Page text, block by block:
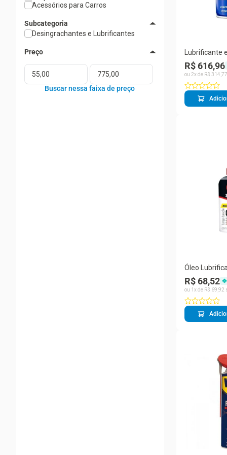
Acessórios para Carros
Subcategoria
Desingrachantes e Lubrificantes
Lubrificante
Aerosol WD-
Lubrificar
Eliminar
R$ 616,96
ou 2x de R$ 314 77
Óleo
118ml -
R$ 68,52
ou 1 x de R$ 69 92